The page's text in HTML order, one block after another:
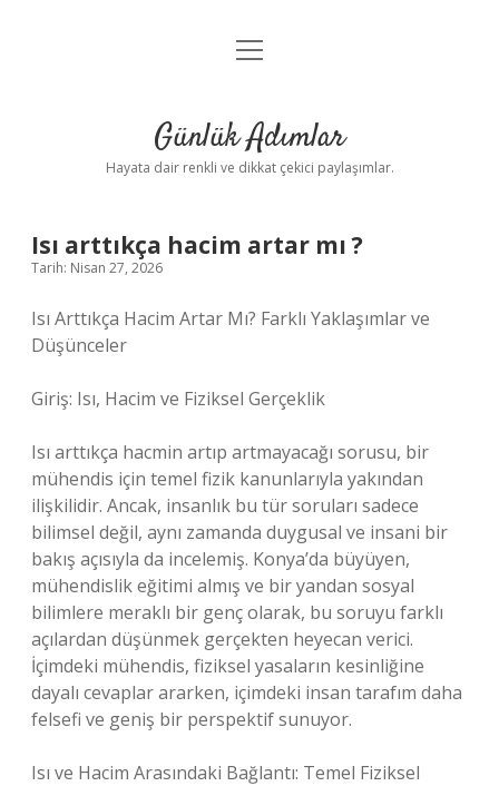
Anasayfa
Yasal Uyarı
menüyü
Günlük Adımlar
Hayata dair renkli ve dikkat çekici paylaşımlar.
Isı arttıkça hacim artar mı ?
Tarih: Nisan 27, 2026
Isı Arttıkça Hacim Artar Mı? Farklı Yaklaşımlar ve
Düşünceler
Giriş: Isı, Hacim ve Fiziksel Gerçeklik
Isı arttıkça hacmin artıp artmayacağı sorusu, bir
mühendis için temel fizik kanunlarıyla yakından
ilişkilidir. Ancak, insanlık bu tür soruları sadece
bilimsel değil, aynı zamanda duygusal ve insani bir
bakış açısıyla da incelemiş. Konya’da büyüyen,
mühendislik eğitimi almış ve bir yandan sosyal
bilimlere meraklı bir genç olarak, bu soruyu farklı
açılardan düşünmek gerçekten heyecan verici.
İçimdeki mühendis, fiziksel yasaların kesinliğine
dayalı cevaplar ararken, içimdeki insan tarafım daha
felsefi ve geniş bir perspektif sunuyor.
Isı ve Hacim Arasındaki Bağlantı: Temel Fiziksel